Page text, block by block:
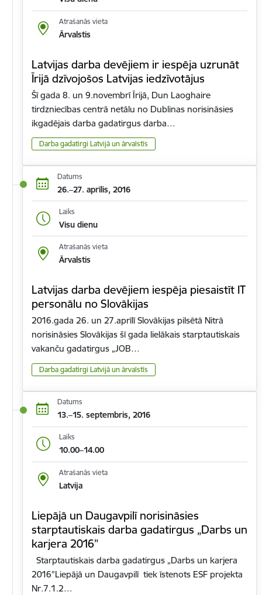
Atrašanās vieta
Ārvalstis
Latvijas darba devējiem ir iespēja uzrunāt
Īrijā dzīvojošos Latvijas iedzīvotājus
Šī gada 8. un 9.novembrī Īrijā, Dun Laoghaire
tirdzniecības centrā netālu no Dublinas norisināsies
ikgadējais darba gadatirgus darba…
Darba gadatirgi Latvijā un ārvalstīs
Datums
26.–27. aprīlis, 2016
Laiks
Visu dienu
Atrašanās vieta
Ārvalstis
Latvijas darba devējiem iespēja piesaistīt IT
personālu no Slovākijas
2016.gada 26. un 27.aprīlī Slovākijas pilsētā Nitrā
norisināsies Slovākijas šī gada lielākais starptautiskais
vakanču gadatirgus „JOB…
Darba gadatirgi Latvijā un ārvalstīs
Datums
13.–15. septembris, 2016
Laiks
10.00–14.00
Atrašanās vieta
Latvija
Liepājā un Daugavpilī norisināsies
starptautiskais darba gadatirgus „Darbs un
karjera 2016”
Starptautiskais darba gadatirgus „Darbs un karjera
2016”Liepājā un Daugavpilī tiek īstenots ESF projekta
Nr.7.1.2…